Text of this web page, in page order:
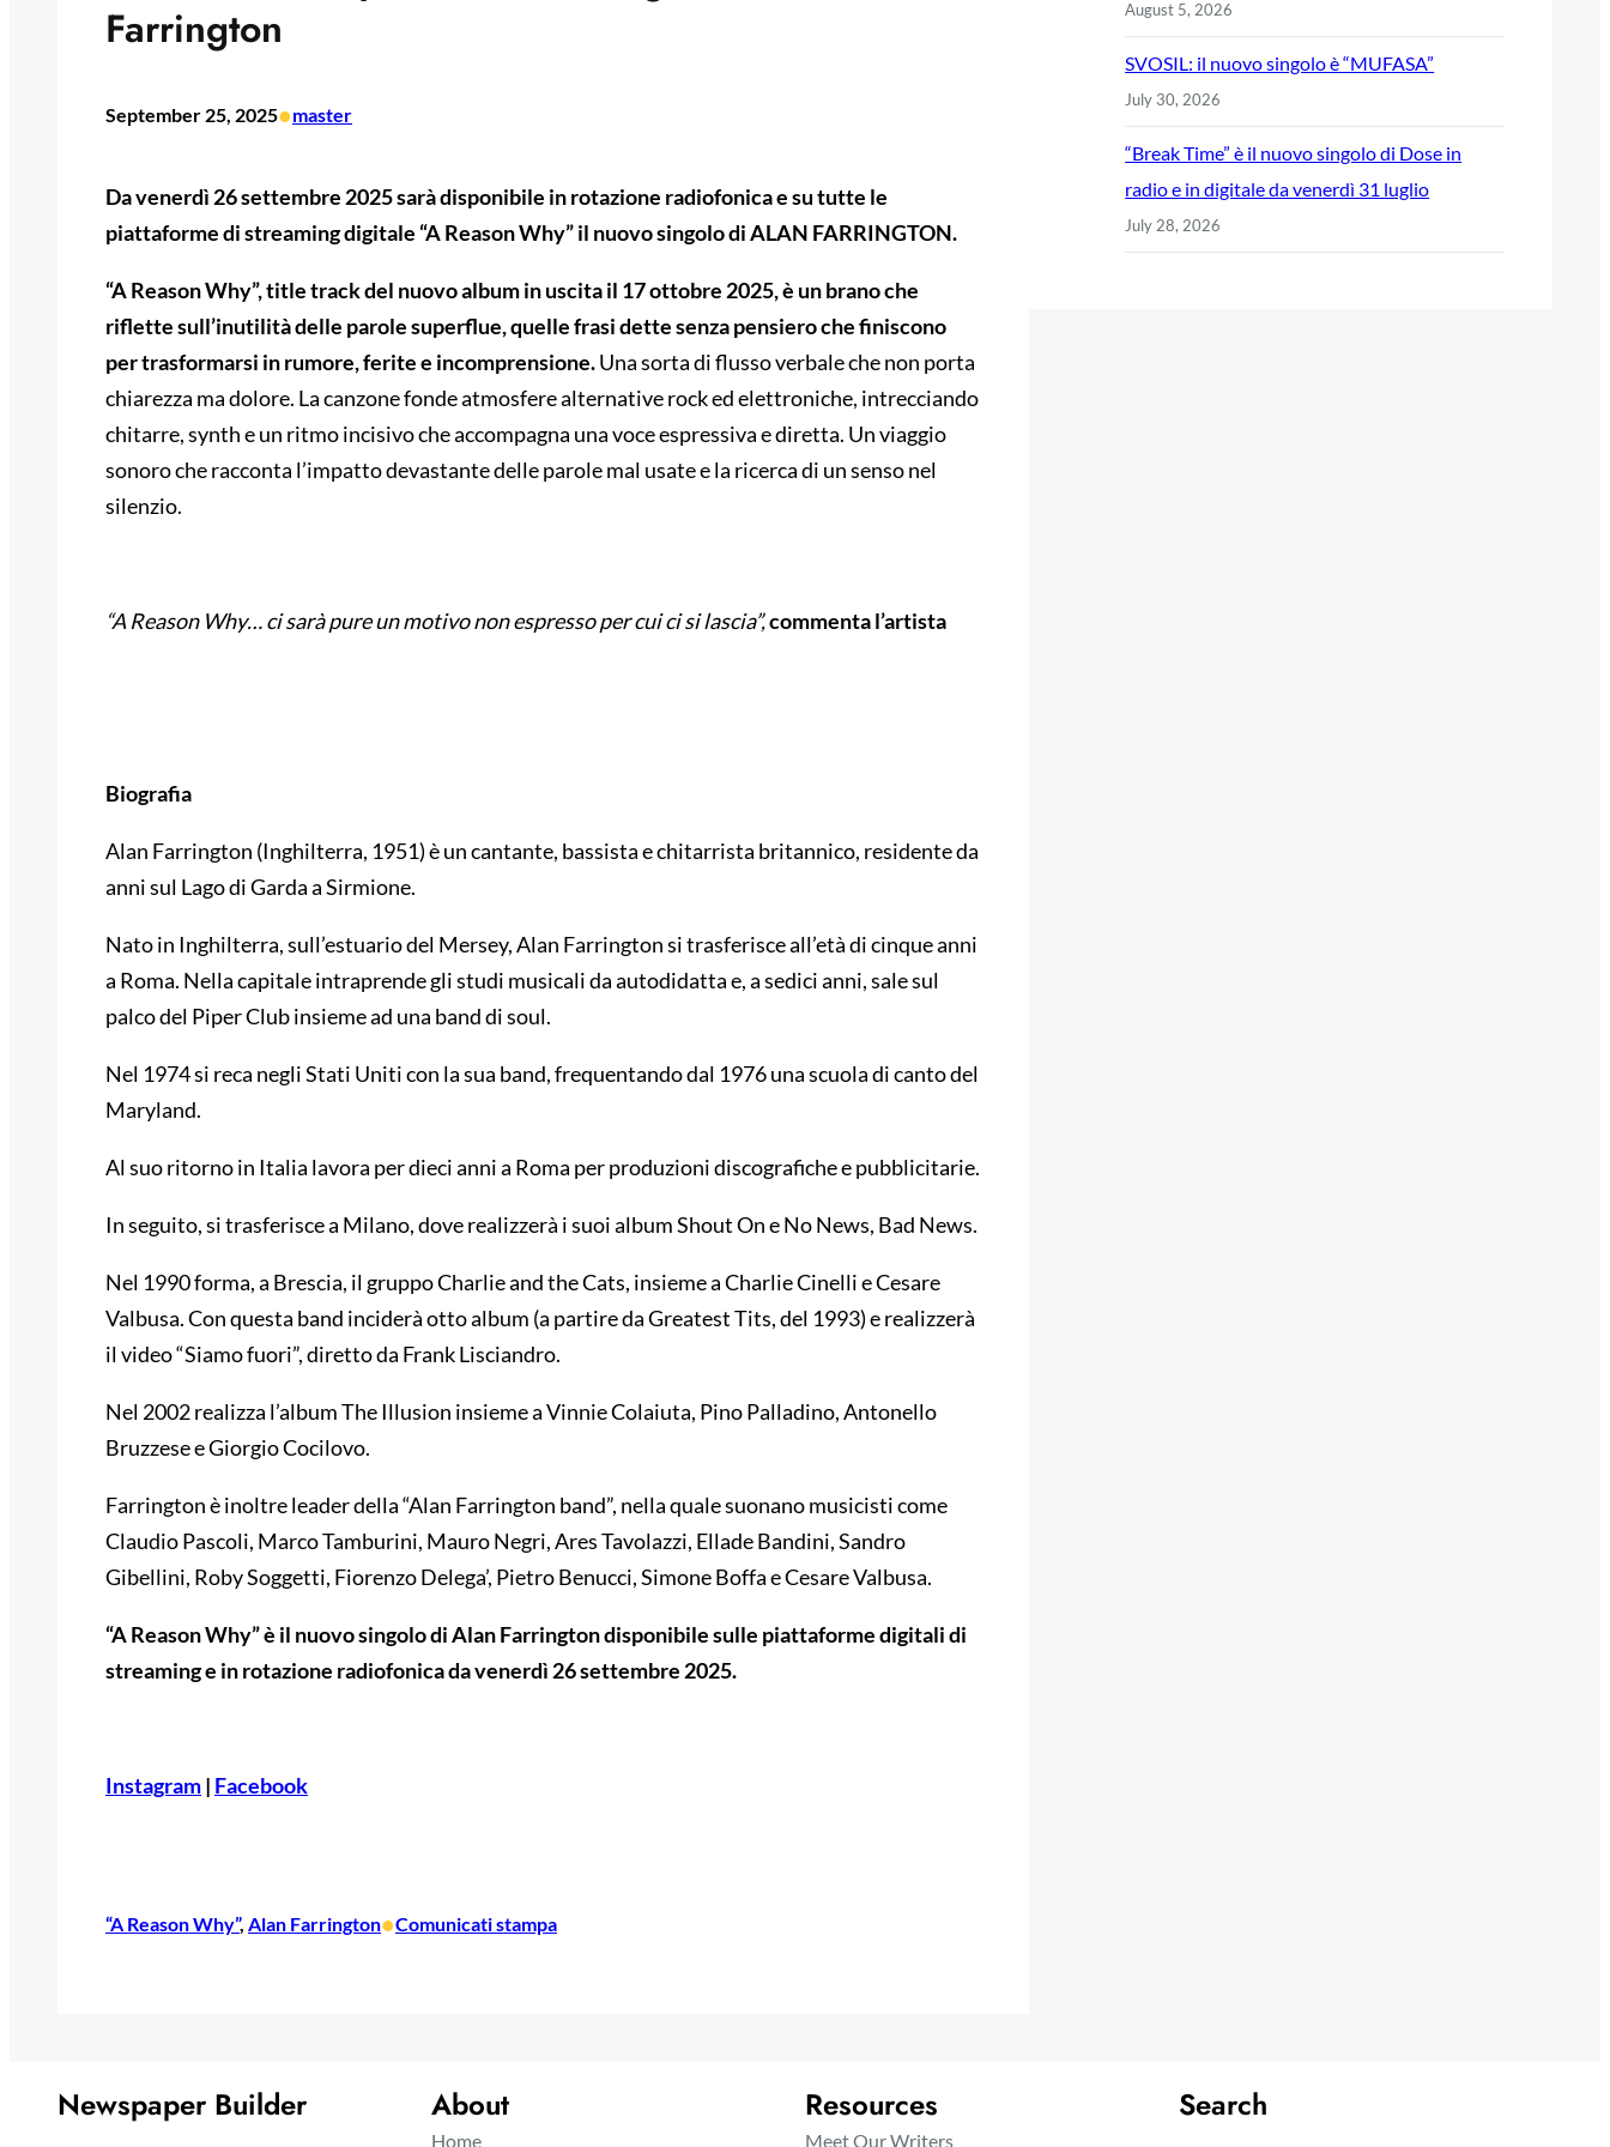
Farrington
September 25, 2025•master
Da venerdì 26 settembre 2025 sarà disponibile in rotazione radiofonica e su tutte le
piattaforme di streaming digitale “A Reason Why” il nuovo singolo di ALAN FARRINGTON.
“A Reason Why”, title track del nuovo album in uscita il 17 ottobre 2025, è un brano che
riflette sull’inutilità delle parole superflue, quelle frasi dette senza pensiero che finiscono
per trasformarsi in rumore, ferite e incomprensione.Una sorta di flusso verbale che non porta
chiarezza ma dolore. La canzone fonde atmosfere alternative rock ed elettroniche, intrecciando
chitarre, synth e un ritmo incisivo che accompagna una voce espressiva e diretta. Un viaggio
sonoro che racconta l’impatto devastante delle parole mal usate e la ricerca di un senso nel
silenzio.
“A Reason Why… ci sarà pure un motivo non espresso per cui ci si lascia”,commenta l’artista
Biografia
Alan Farrington (Inghilterra, 1951) è un cantante, bassista e chitarrista britannico, residente da
anni sul Lago di Garda a Sirmione.
Nato in Inghilterra, sull’estuario del Mersey, Alan Farrington si trasferisce all’età di cinque anni
a Roma. Nella capitale intraprende gli studi musicali da autodidatta e, a sedici anni, sale sul
palco del Piper Club insieme ad una band di soul.
Nel 1974 si reca negli Stati Uniti con la sua band, frequentando dal 1976 una scuola di canto del
Maryland.
Al suo ritorno in Italia lavora per dieci anni a Roma per produzioni discografiche e pubblicitarie.
In seguito, si trasferisce a Milano, dove realizzerà i suoi album Shout On e No News, Bad News.
Nel 1990 forma, a Brescia, il gruppo Charlie and the Cats, insieme a Charlie Cinelli e Cesare
Valbusa. Con questa band inciderà otto album (a partire da Greatest Tits, del 1993) e realizzerà
il video “Siamo fuori”, diretto da Frank Lisciandro.
Nel 2002 realizza l’album The Illusion insieme a Vinnie Colaiuta, Pino Palladino, Antonello
Bruzzese e Giorgio Cocilovo.
Farrington è inoltre leader della “Alan Farrington band”, nella quale suonano musicisti come
Claudio Pascoli, Marco Tamburini, Mauro Negri, Ares Tavolazzi, Ellade Bandini, Sandro
Gibellini, Roby Soggetti, Fiorenzo Delega’, Pietro Benucci, Simone Boffa e Cesare Valbusa.
“A Reason Why” è il nuovo singolo di Alan Farrington disponibile sulle piattaforme digitali di
streaming e in rotazione radiofonica da venerdì 26 settembre 2025.
Instagram| Facebook
“A Reason Why”, Alan Farrington•Comunicati stampa
August 5, 2026
SVOSIL: il nuovo singolo è “MUFASA”
July 30, 2026
“Break Time” è il nuovo singolo di Dose in
radio e in digitale da venerdì 31 luglio
July 28, 2026
Newspaper Builder About
Home
Resources
Meet Our Writers
Search